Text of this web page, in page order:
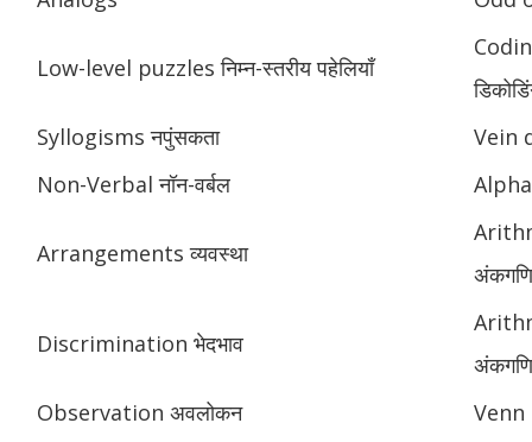
Low-level puzzles निम्न-स्तरीय पहेलियाँ
Syllogisms नपुंसकता
Vein
Non-Verbal नॉन-वर्बल
Arrangements व्यवस्था
Discrimination भेदभाव
Observation अवलोकन